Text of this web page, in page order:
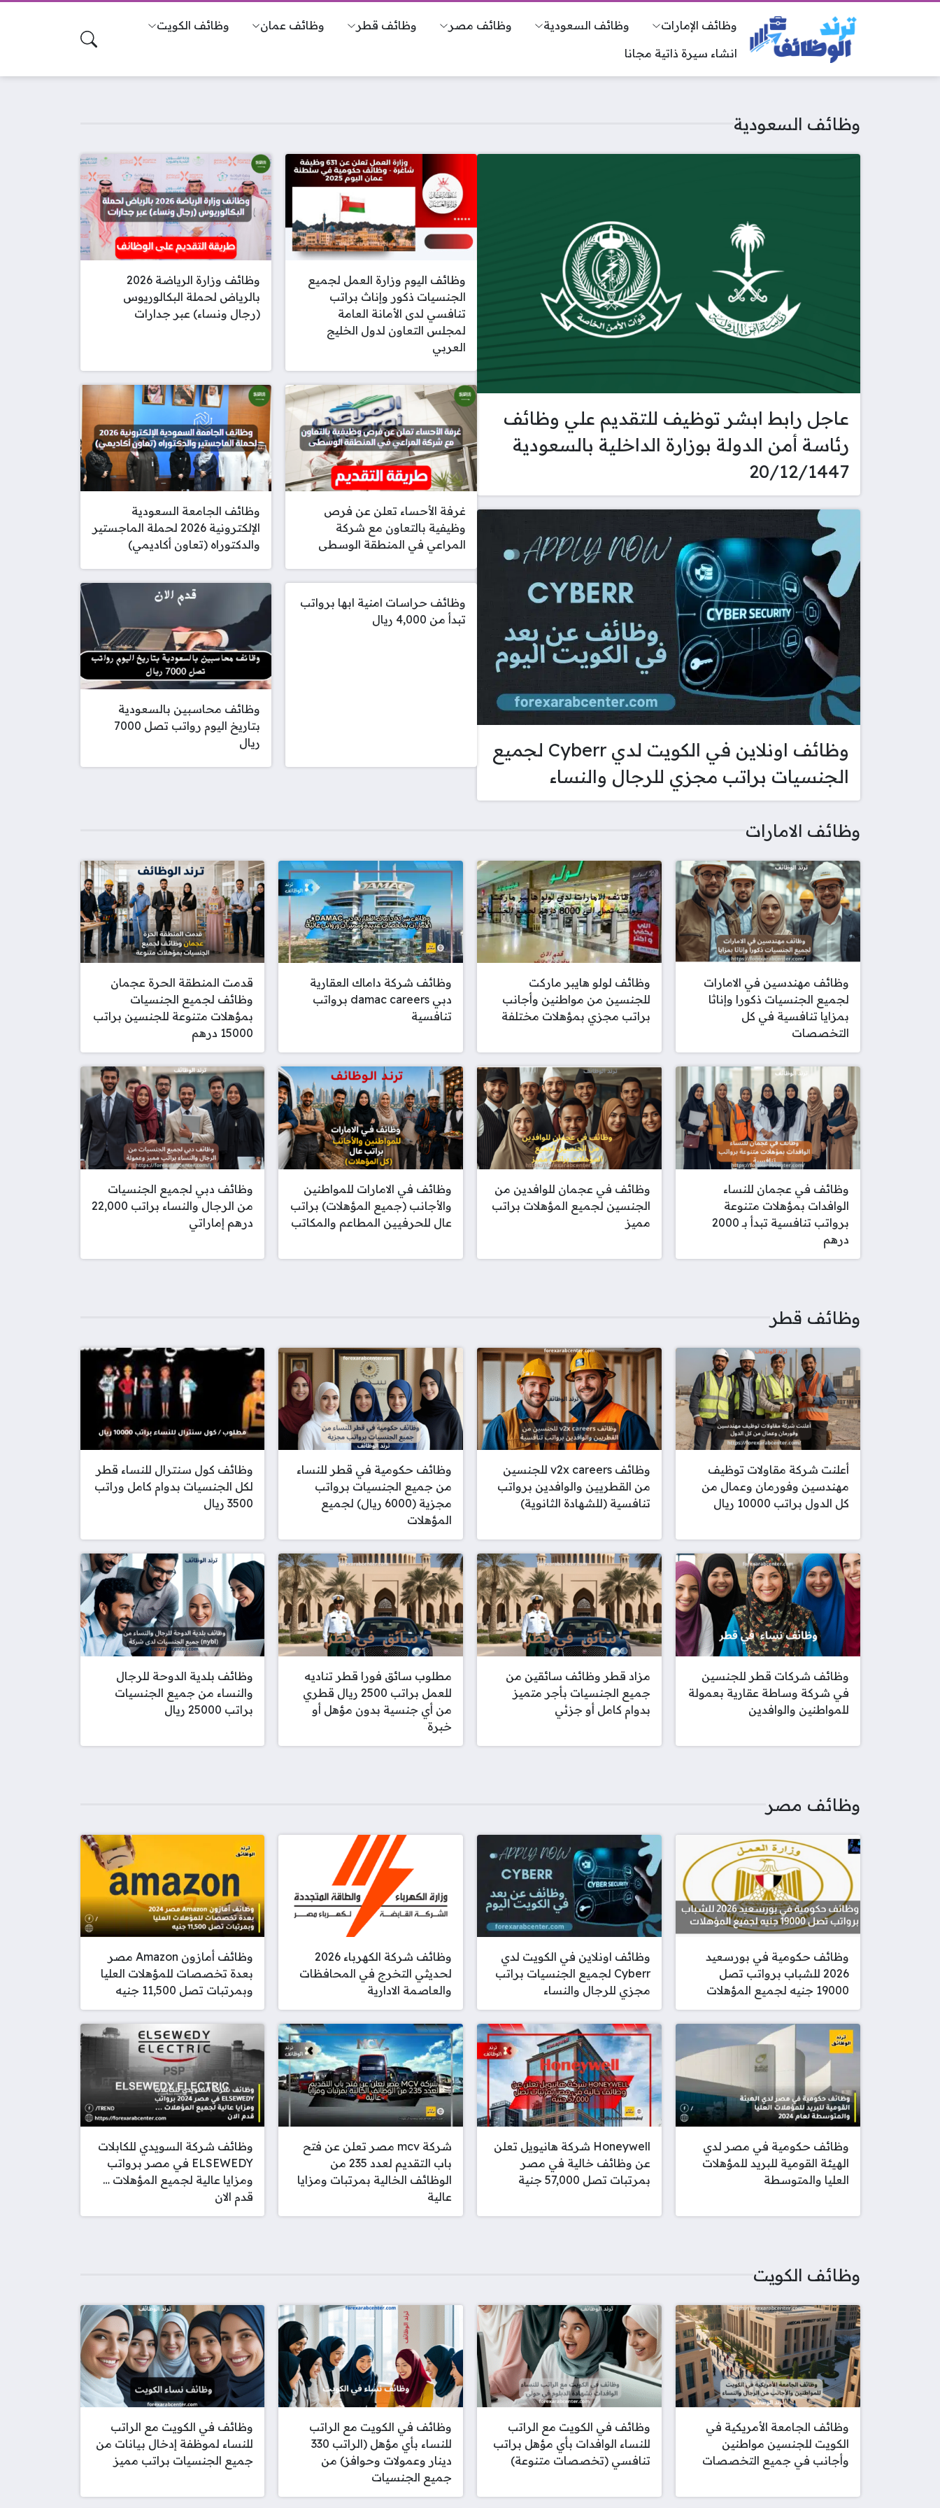
وظائف الإمارات وظائف السعودية وظائف مصر وظائف قطر وظائف عمان
وظائف الكويت
انشاء سيرة ذاتية مجانا
وظائف السعودية
عاجل رابط ابشر توظيف للتقديم علي وظائف
رئاسة أمن الدولة بوزارة الداخلية بالسعودية
20/12/1447
وظائف اونلاين في الكويت لدي Cyberr لجميع
الجنسيات براتب مجزي للرجال والنساء
وظائف اليوم وزارة العمل لجميع
الجنسيات ذكور وإناث براتب
تنافسي لدى الأمانة العامة
لمجلس التعاون لدول الخليج
العربي
وظائف وزارة الرياضة 2026
بالرياض لحملة البكالوريوس
(رجال ونساء) عبر جدارات
غرفة الأحساء تعلن عن فرص
وظيفية بالتعاون مع شركة
المراعي في المنطقة الوسطى
وظائف الجامعة السعودية
الإلكترونية 2026 لحملة الماجستير
والدكتوراه (تعاون أكاديمي)
وظائف حراسات امنية ابها برواتب
تبدأ من 4,000 ريال
وظائف محاسبين بالسعودية
بتاريخ اليوم رواتب تصل 7000
ريال
وظائف الامارات
وظائف مهندسين في الامارات
لجميع الجنسيات ذكورا وإناثا
بمزايا تنافسية في كل
التخصصات
وظائف لولو هايبر ماركت
للجنسين من مواطنين وأجانب
براتب مجزي بمؤهلات مختلفة
وظائف شركة داماك العقارية
دبي damac careers برواتب
تنافسية
قدمت المنطقة الحرة عجمان
وظائف لجميع الجنسيات
بمؤهلات متنوعة للجنسين براتب
15000 درهم
وظائف في عجمان للنساء
الوافدات بمؤهلات متنوعة
برواتب تنافسية تبدأ بـ 2000
درهم
وظائف في عجمان للوافدين من
الجنسين لجميع المؤهلات براتب
مميز
وظائف في الامارات للمواطنين
والأجانب (جميع المؤهلات) براتب
عال للحرفيين المطاعم والمكاتب
وظائف دبي لجميع الجنسيات
من الرجال والنساء براتب 22,000
درهم إماراتي
وظائف قطر
أعلنت شركة مقاولات توظيف
مهندسين وفورمان وعمال من
كل الدول براتب 10000 ريال
وظائف v2x careers للجنسين
من القطريين والوافدين برواتب
تنافسية (للشهادة الثانوية)
وظائف حكومية في قطر للنساء
من جميع الجنسيات برواتب
مجزية (6000 ريال) لجميع
المؤهلات
وظائف كول سنترال للنساء قطر
لكل الجنسيات بدوام كامل وراتب
3500 ريال
وظائف شركات قطر للجنسين
في شركة وساطة عقارية بعمولة
للمواطنين والوافدين
مزاد قطر وظائف سائقين من
جميع الجنسيات بأجر متميز
بدوام كامل أو جزئي
مطلوب سائق فورا قطر تناديه
للعمل براتب 2500 ريال قطري
من أي جنسية بدون مؤهل أو
خبرة
وظائف بلدية الدوحة للرجال
والنساء من جميع الجنسيات
براتب 25000 ريال
وظائف مصر
وظائف حكومية في بورسعيد
2026 للشباب برواتب تصل
19000 جنيه لجميع المؤهلات
وظائف اونلاين في الكويت لدي
Cyberr لجميع الجنسيات براتب
مجزي للرجال والنساء
وظائف شركة الكهرباء 2026
لحديثي التخرج في المحافظات
والعاصمة الادارية
وظائف أمازون Amazon مصر
بعدة تخصصات للمؤهلات العليا
وبمرتبات تصل 11,500 جنيه
وظائف حكومية في مصر لدي
الهيئة القومية للبريد للمؤهلات
العليا والمتوسطة
Honeywell شركة هانيويل تعلن
عن وظائف خالية في مصر
بمرتبات تصل 57,000 جنية
شركة mcv مصر تعلن عن فتح
باب التقديم لعدد 235 من
الوظائف الخالية بمرتبات ومزايا
عالية
وظائف شركة السويدي للكابلات
‎ELSEWEDY‏ في مصر برواتب
ومزايا عالية لجميع المؤهلات …
قدم الان
وظائف الكويت
وظائف الجامعة الأمريكية في
الكويت للجنسين مواطنين
وأجانب في جميع التخصصات
وظائف في الكويت مع الراتب
للنساء الوافدات بأي مؤهل براتب
تنافسي (تخصصات متنوعة)
وظائف في الكويت مع الراتب
للنساء بأي مؤهل (الراتب 330
دينار وعمولات وحوافز) من
جميع الجنسيات
وظائف في الكويت مع الراتب
للنساء لموظفة إدخال بيانات من
جميع الجنسيات براتب مميز